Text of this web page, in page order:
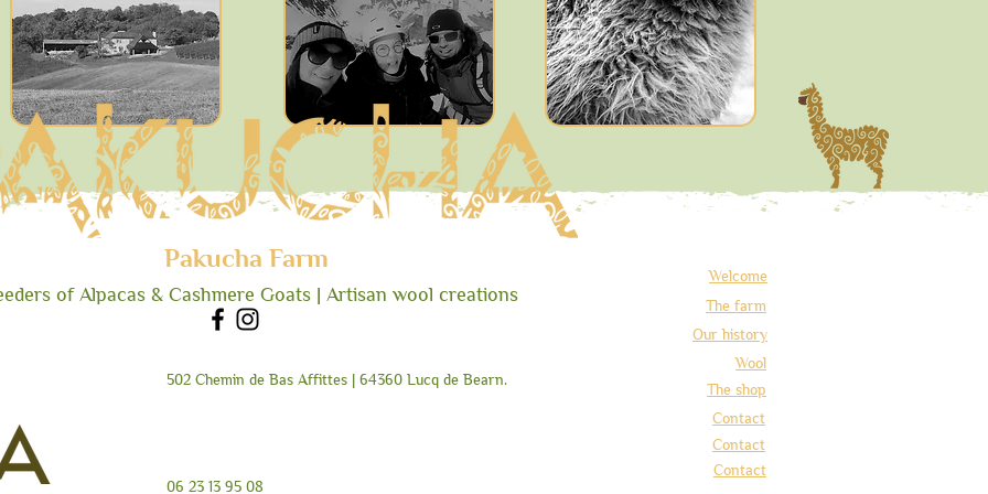
Pakucha Farm
of Alpacas & Cashmere Goats | Artisan wool creations
Welcome
The farm
Our history
Wool
The shop
Contact
502 Chemin de Bas Affittes | 64360 Lucq de Bearn.
06 23 13 95 08
Contact
Contact